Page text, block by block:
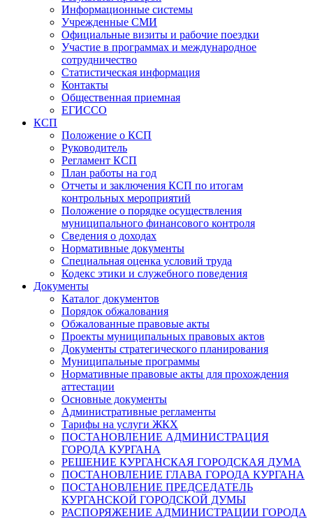
Информационные системы
Учрежденные СМИ
Официальные визиты и рабочие поездки
Участие в программах и международное
сотрудничество
Статистическая информация
Контакты
Общественная приемная
ЕГИССО
КСП
Положение о КСП
Руководитель
Регламент КСП
План работы на год
Отчеты и заключения КСП по итогам
контрольных мероприятий
Положение о порядке осуществления
муниципального финансового контроля
Сведения о доходах
Нормативные документы
Специальная оценка условий труда
Кодекс этики и служебного поведения
Документы
Каталог документов
Порядок обжалования
Обжалованные правовые акты
Проекты муниципальных правовых актов
Документы стратегического планирования
Муниципальные программы
Нормативные правовые акты для прохождения
аттестации
Основные документы
Административные регламенты
Тарифы на услуги ЖКХ
ПОСТАНОВЛЕНИЕ АДМИНИСТРАЦИЯ
ГОРОДА КУРГАНА
РЕШЕНИЕ КУРГАНСКАЯ ГОРОДСКАЯ ДУМА
ПОСТАНОВЛЕНИЕ ГЛАВА ГОРОДА КУРГАНА
ПОСТАНОВЛЕНИЕ ПРЕДСЕДАТЕЛЬ
КУРГАНСКОЙ ГОРОДСКОЙ ДУМЫ
РАСПОРЯЖЕНИЕ АДМИНИСТРАЦИИ ГОРОДА